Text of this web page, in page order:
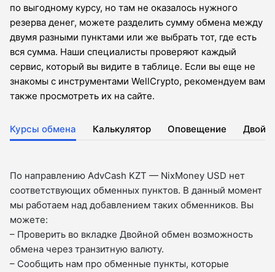
по выгодному курсу, но там не оказалось нужного
резерва денег, можете разделить сумму обмена между
двумя разными пунктами или же выбрать тот, где есть
вся сумма. Наши специалисты проверяют каждый
сервис, который вы видите в таблице. Если вы еще не
знакомы с инструментами WellCrypto, рекомендуем вам
также просмотреть их на сайте.
Курсы обмена Калькулятор Оповещение
По направлению AdvCash KZT — NixMoney USD нет
соответствующих обменных пунктов. В данный момент
мы работаем над добавлением таких обменников. Вы
можете:
– Проверить во вкладкe Двойной обмен возможность
обмена через транзитную валюту.
– Сообщить нам про обменные пункты, которые